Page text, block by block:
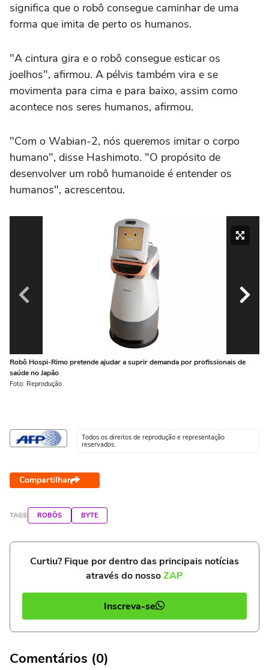
significa que o robô consegue caminhar de uma
forma que imita de perto os humanos.
"A cintura gira e o robô consegue esticar os
joelhos", afirmou. A pélvis também vira e se
movimenta para cima e para baixo, assim como
acontece nos seres humanos, afirmou.
"Com o Wabian-2, nós queremos imitar o corpo
humano", disse Hashimoto. "O propósito de
desenvolver um robô humanoide é entender os
humanos", acrescentou.
Robô Hospi-Rimo pretende ajudar a suprir demanda por profissionais de
saúde no Japão
Foto: Reprodução
Todos os direitos de reprodução e representação
reservados.
Compartilhar
TAGS ROBÔS BYTE
Curtiu? Fique por dentro das principais notícias
através do nossoZAP
Inscreva-se
Comentários (0)